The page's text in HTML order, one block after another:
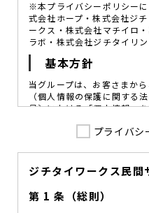
※本プライバシーポリシー
式会社ホープ・株式会社ジ
ークス・株式会社マチイロ
ラボ・株式会社ジチタイリ
基本方針
当グループは、お客さまか
（個人情報の保護に関する
号〕における「個人情報」
図ることが、重要な社会的
を定め、役員及び従業員に
組みを徹底させることによ
に努めてまいります。
プライバシ
ジチタイワークス民
第 1 条（総則）